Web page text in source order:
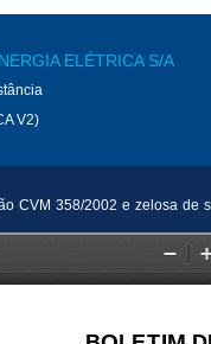
ELÉTRICA S/A
V2)
CVM 358/2002 e zelosa